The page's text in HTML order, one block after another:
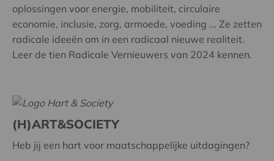
oplossingen voor energie, mobiliteit, circulaire
economie, inclusie, zorg, armoede, voeding ... Ze zetten
radicale ideeën om in een radicaal nieuwe realiteit.
Leer de tien Radicale Vernieuwers van 2024 kennen.
(H)ART&SOCIETY
Heb jij een hart voor maatschappelijke uitdagingen?